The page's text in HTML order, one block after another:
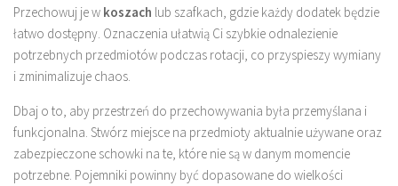
Przechowuj je w koszach lub szafkach, gdzie każdy dodatek będzie
łatwo dostępny. Oznaczenia ułatwią Ci szybkie odnalezienie
potrzebnych przedmiotów podczas rotacji, co przyspieszy wymiany
i zminimalizuje chaos.
Dbaj o to, aby przestrzeń do przechowywania była przemyślana i
funkcjonalna. Stwórz miejsce na przedmioty aktualnie używane oraz
zabezpieczone schowki na te, które nie są w danym momencie
potrzebne. Pojemniki powinny być dopasowane do wielkości